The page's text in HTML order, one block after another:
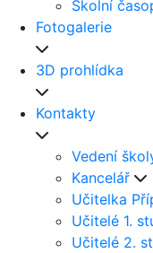
Školní
Fotogalerie
3D prohlídka
Kontakty
Vedení
Kancelář
Učitelka
Učitelé 1.
Učitelé 2.